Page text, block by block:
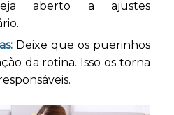
aberto a ajustes
Deixe que os puerinhos
da rotina. Isso os torna